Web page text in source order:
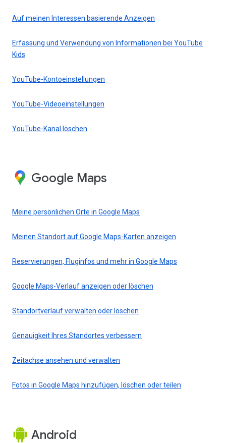
Auf meinen Interessen basierende Anzeigen
Erfassung und Verwendung von Informationen bei YouTube
Kids
YouTube-Kontoeinstellungen
YouTube-Videoeinstellungen
YouTube-Kanal löschen
Google Maps
Meine persönlichen Orte in Google Maps
Meinen Standort auf Google Maps-Karten anzeigen
Reservierungen, Fluginfos und mehr in Google Maps
Google Maps-Verlauf anzeigen oder löschen
Standortverlauf verwalten oder löschen
Genauigkeit Ihres Standortes verbessern
Zeitachse ansehen und verwalten
Fotos in Google Maps hinzufügen, löschen oder teilen
Android